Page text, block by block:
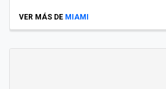
VER MÁS DE MIAMI